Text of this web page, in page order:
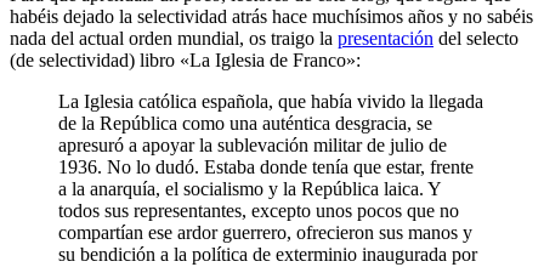
habéis dejado la selectividad atrás hace muchísimos años y no sabéis
nada del actual orden mundial, os traigo la presentación del selecto
(de selectividad) libro «La Iglesia de Franco»:
La Iglesia católica española, que había vivido la llegada
de la República como una auténtica desgracia, se
apresuró a apoyar la sublevación militar de julio de
1936. No lo dudó. Estaba donde tenía que estar, frente
a la anarquía, el socialismo y la República laica. Y
todos sus representantes, excepto unos pocos que no
compartían ese ardor guerrero, ofrecieron sus manos y
su bendición a la política de exterminio inaugurada por